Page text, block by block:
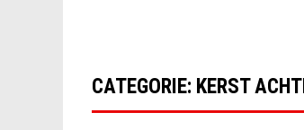
CATEGORIE: KERST